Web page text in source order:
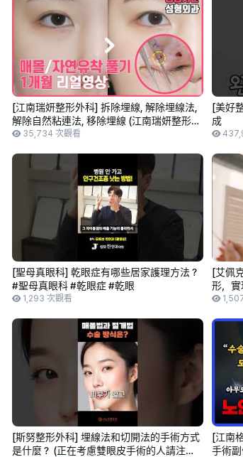
[江南瑞妍整形外科] 拆除埋線, 解除埋線法,
解除自然粘連法, 移除埋線 (江南瑞妍整形外
科)35,734 次觀看
[美好
成
[聖母真眼科] 乾眼症有哪些居家護理方法？
#聖母真眼科 #乾眼症 #乾眼
1,293 次觀看
[艾佩
形，
整形
[斯努整形外科] 埋線法和切開法的手術方式
是什麼？ (正在考慮雙眼皮手術的人請注
[江南
手術